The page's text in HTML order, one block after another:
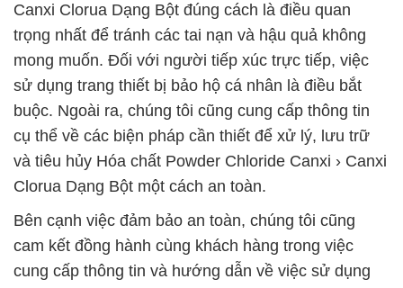
Canxi Clorua Dạng Bột đúng cách là điều quan
trọng nhất để tránh các tai nạn và hậu quả không
mong muốn. Đối với người tiếp xúc trực tiếp, việc
sử dụng trang thiết bị bảo hộ cá nhân là điều bắt
buộc. Ngoài ra, chúng tôi cũng cung cấp thông tin
cụ thể về các biện pháp cần thiết để xử lý, lưu trữ
và tiêu hủy Hóa chất Powder Chloride Canxi › Canxi
Clorua Dạng Bột một cách an toàn.
Bên cạnh việc đảm bảo an toàn, chúng tôi cũng
cam kết đồng hành cùng khách hàng trong việc
cung cấp thông tin và hướng dẫn về việc sử dụng